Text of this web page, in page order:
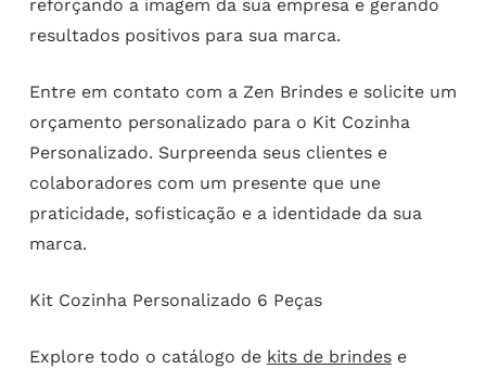
reforçando a imagem da sua empresa e gerando
resultados positivos para sua marca.
Entre em contato com a Zen Brindes e solicite um
orçamento personalizado para o Kit Cozinha
Personalizado. Surpreenda seus clientes e
colaboradores com um presente que une
praticidade, sofisticação e a identidade da sua
marca.
Kit Cozinha Personalizado 6 Peças
Explore todo o catálogo de kits de brindese